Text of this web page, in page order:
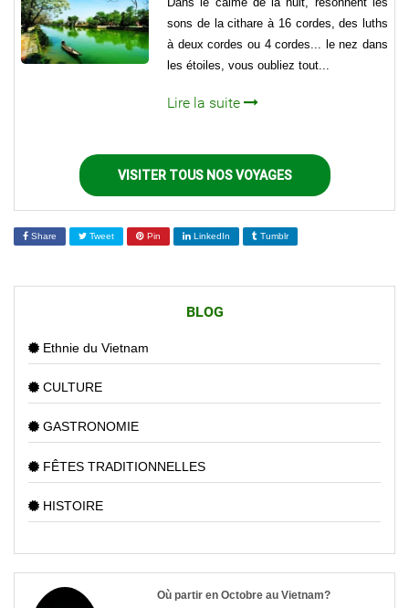
sons de la cithare à 16 cordes, des luths
à deux cordes ou 4 cordes... le nez dans
les étoiles, vous oubliez tout...
Lire la suite
VISITER TOUS NOS VOYAGES
Share Tweet Pin LinkedIn Tumblr
BLOG
Ethnie du Vietnam
CULTURE
GASTRONOMIE
FÊTES TRADITIONNELLES
HISTOIRE
Où partir en Octobre au Vietnam?